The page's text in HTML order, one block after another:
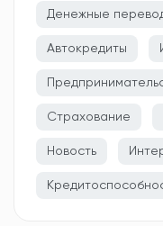
Денежные
Автокредиты
Страхование
Новость